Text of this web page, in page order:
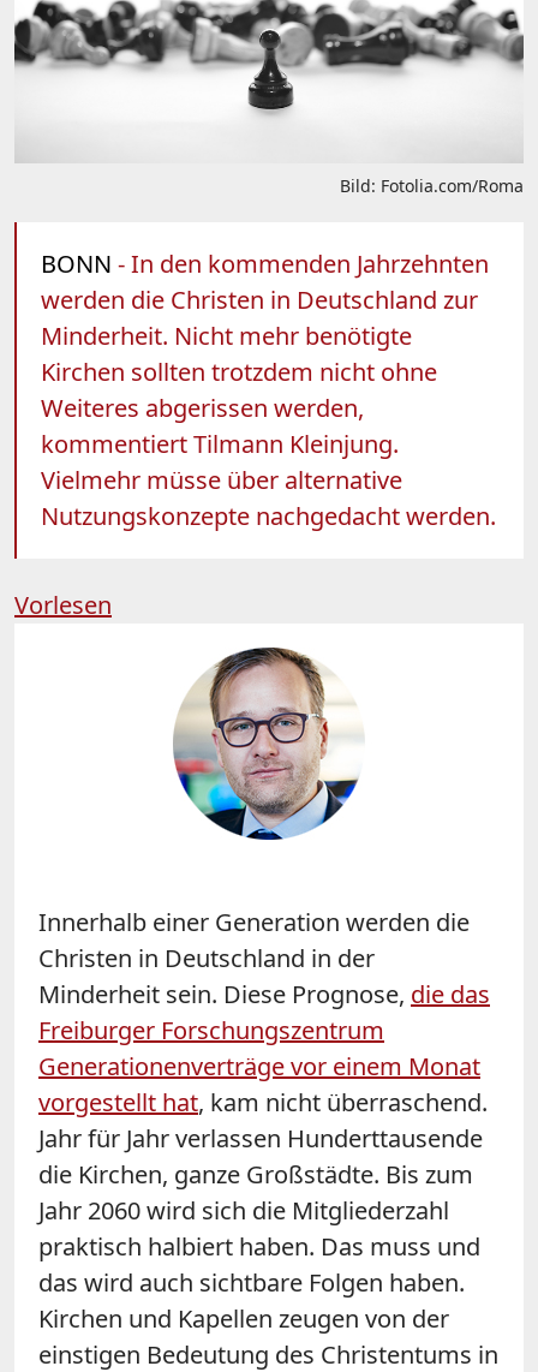
Bild: Fotolia.com/Roma
BONN - In den kommenden Jahrzehnten
werden die Christen in Deutschland zur
Minderheit. Nicht mehr benötigte
Kirchen sollten trotzdem nicht ohne
Weiteres abgerissen werden,
kommentiert Tilmann Kleinjung.
Vielmehr müsse über alternative
Nutzungskonzepte nachgedacht werden.
Vorlesen
Innerhalb einer Generation werden die
Christen in Deutschland in der
Minderheit sein. Diese Prognose, die das
Freiburger Forschungszentrum
Generationenverträge vor einem Monat
vorgestellt hat, kam nicht überraschend.
Jahr für Jahr verlassen Hunderttausende
die Kirchen, ganze Großstädte. Bis zum
Jahr 2060 wird sich die Mitgliederzahl
praktisch halbiert haben. Das muss und
das wird auch sichtbare Folgen haben.
Kirchen und Kapellen zeugen von der
einstigen Bedeutung des Christentums in